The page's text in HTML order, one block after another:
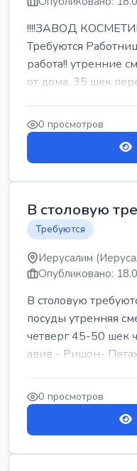
!!!!ЗАВОД
Требуются
работа!! утренние
от дома. 35 шек
0 просмотров
В столовую
Требуются
Иерусалим
Опубликовано:
В столовую
посуды утренняя
четверг 45-50 шек
авив - Ришон-
0 просмотров